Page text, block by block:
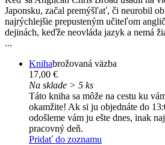
Japonsku, začal premýšľať, či neurobil
najrýchlejšie prepusteným učiteľom
dejinách, keďže neovláda jazyk a nemá
...
Knihabrožovaná väzba
17,00 €
Na sklade > 5 ks
Táto kniha sa môže na cestu ku
okamžite! Ak si ju objednáte do
odošleme vám ju ešte dnes, inak
pracovný deň.
Pridať do zoznamu